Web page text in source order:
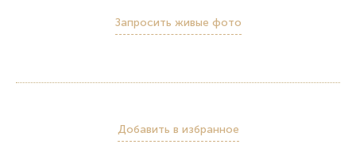
Запросить живые фото
Добавить в избранное